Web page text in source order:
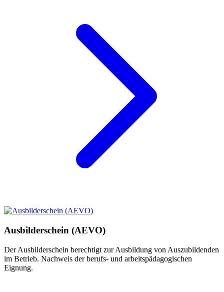
Ausbilderschein (AEVO)
Der Ausbilderschein berechtigt zur Ausbildung von Auszubildenden
im Betrieb. Nachweis der berufs- und arbeitspädagogischen
Eignung.